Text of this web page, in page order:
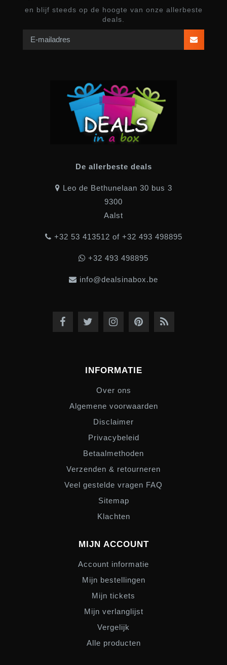
en blijf steeds op de hoogte van onze allerbeste
deals.
De allerbeste deals
Leo de Bethunelaan 30 bus 3
9300
Aalst
+32 53 413512 of +32 493 498895
+32 493 498895
info@dealsinabox.be
INFORMATIE
Over ons
Algemene voorwaarden
Disclaimer
Privacybeleid
Betaalmethoden
Verzenden & retourneren
Veel gestelde vragen FAQ
Sitemap
Klachten
MIJN ACCOUNT
Account informatie
Mijn bestellingen
Mijn tickets
Mijn verlanglijst
Vergelijk
Alle producten